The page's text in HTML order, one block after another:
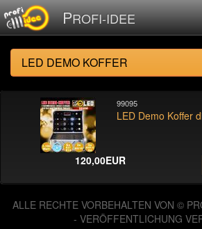
PROFI-IDEE
LED DEMO KOFFER
99095
LED Demo Koffer
120,00EUR
ALLE RECHTE VORBEHALTEN VON ©
- VERÖFFENTLICHUNG